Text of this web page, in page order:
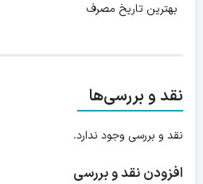
بهترین تاریخ مصرف
نقد و بررسی‌ها
نقد و بررسی وجود ندارد.
افزودن نقد و بررسی